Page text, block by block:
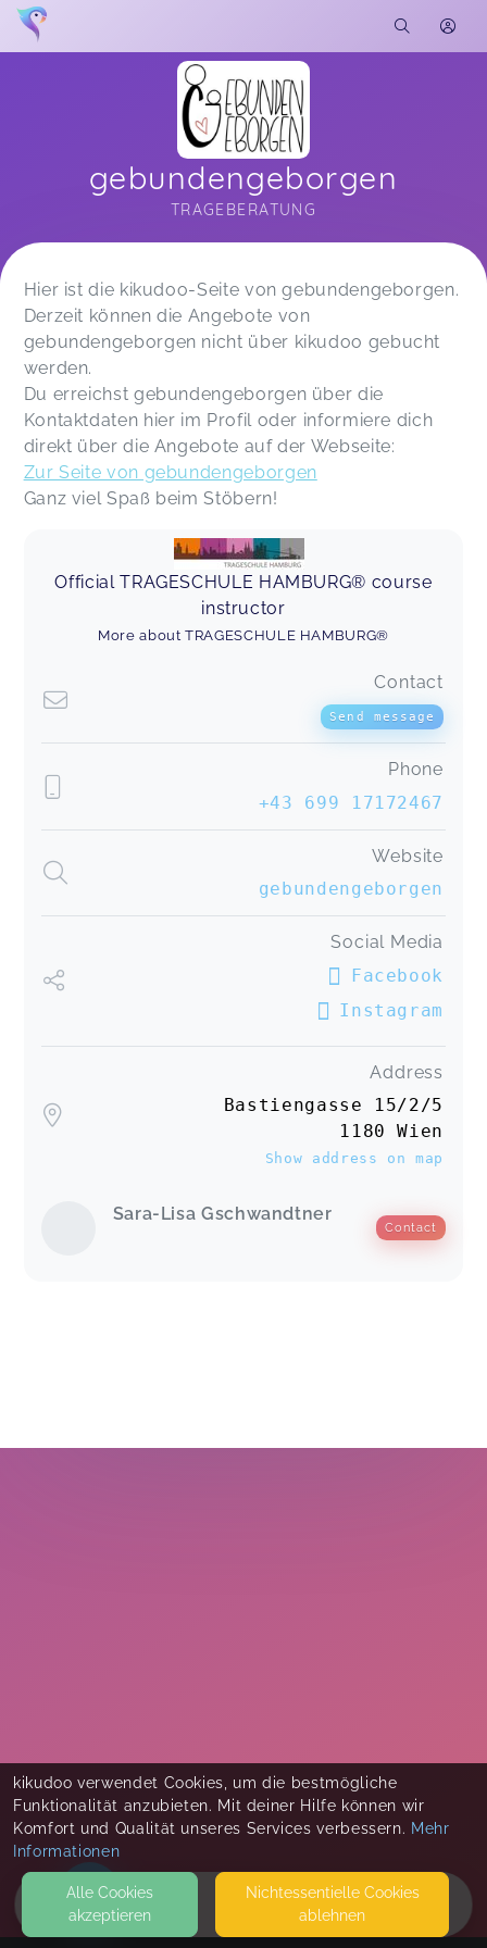
HOME
gebundengeborgen
TRAGEBERATUNG
Soon you will learn more about me here...
Hier ist die kikudoo-Seite von gebundengeborgen.
Derzeit können die Angebote von
gebundengeborgen nicht über kikudoo gebucht
werden.
Du erreichst gebundengeborgen über die
Kontaktdaten hier im Profil oder informiere dich
direkt über die Angebote auf der Webseite:
Zur Seite von gebundengeborgen
Ganz viel Spaß beim Stöbern!
Official TRAGESCHULE HAMBURG® course
instructor
More about TRAGESCHULE HAMBURG®
Contact
Send message
Phone
+43 699 17172467
Website
gebundengeborgen
Social Media
Facebook
Instagram
Address
Bastiengasse 15/2/5
1180 Wien
Show address on map
Sara-Lisa Gschwandtner
Contact
kikudoo verwendet Cookies, um die bestmögliche
Funktionalität anzubieten. Mit deiner Hilfe können wir
Komfort und Qualität unseres Services verbessern. Mehr
Informationen
Alle Cookies
akzeptieren
Nicht­essentielle Cookies
ablehnen